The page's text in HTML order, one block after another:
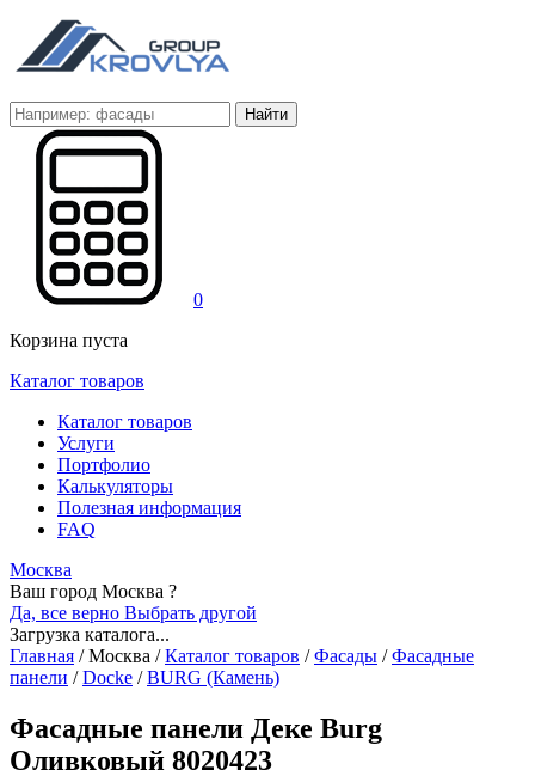
Найти
0
Корзина пуста
Каталог товаров
Каталог товаров
Услуги
Портфолио
Калькуляторы
Полезная информация
FAQ
Москва
Ваш город Москва ?
Да, все верно Выбрать другой
Загрузка каталога...
Главная /Москва / Каталог товаров / Фасады / Фасадные
панели / Docke / BURG (Камень)
Фасадные панели Деке Burg
Оливковый 8020423